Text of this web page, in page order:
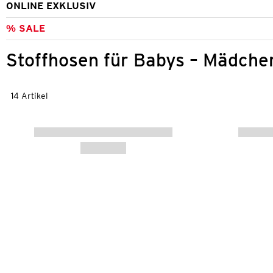
ONLINE EXKLUSIV
% SALE
Stoffhosen für Babys –
14 Artikel